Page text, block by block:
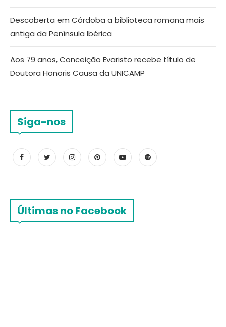
Descoberta em Córdoba a biblioteca romana mais
antiga da Península Ibérica
Aos 79 anos, Conceição Evaristo recebe título de
Doutora Honoris Causa da UNICAMP
Siga-nos
Últimas no Facebook